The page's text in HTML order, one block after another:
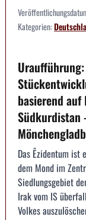
Kategorien:
basierend
Südkurdistan
Das Êzidentum ist
dem Mond im
Siedlungsgebiet
Irak vom IS
Volkes